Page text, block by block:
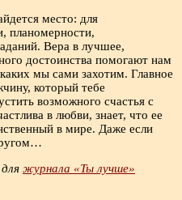
место: для
планомерности,
Вера в лучшее,
достоинства помогают нам
мы сами захотим. Главное
который тебе
возможного счастья с
в любви, знает, что ее
в мире. Даже если
журнала «Ты лучше»